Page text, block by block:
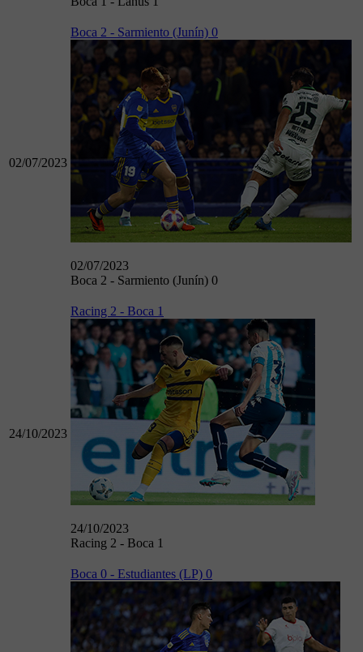
02/07/2023
Boca 2 - Sarmiento (Junín) 0
02/07/2023
Boca 2 - Sarmiento (Junín) 0
24/10/2023
Racing 2 - Boca 1
24/10/2023
Racing 2 - Boca 1
Boca 0 - Estudiantes (LP) 0